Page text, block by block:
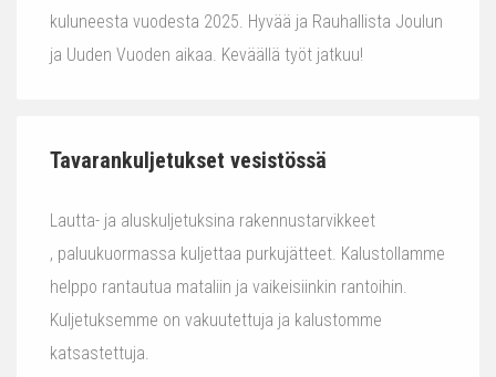
kuluneesta vuodesta 2025. Hyvää ja Rauhallista Joulun
ja Uuden Vuoden aikaa. Keväällä työt jatkuu!
Tavarankuljetukset vesistössä
Lautta- ja aluskuljetuksina rakennustarvikkeet
, paluukuormassa kuljettaa purkujätteet. Kalustollamme
helppo rantautua mataliin ja vaikeisiinkin rantoihin.
Kuljetuksemme on vakuutettuja ja kalustomme
katsastettuja.